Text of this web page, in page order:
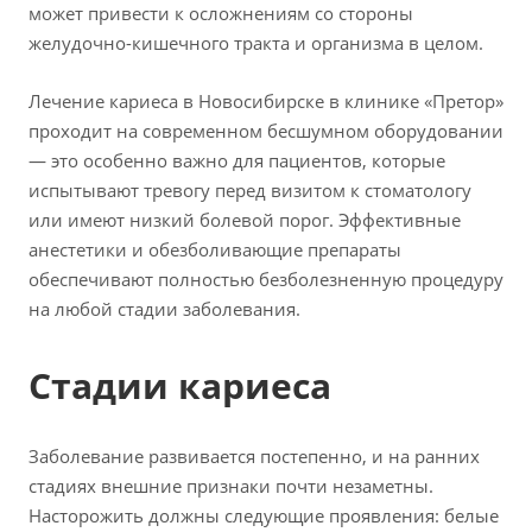
может привести к осложнениям со стороны
желудочно-кишечного тракта и организма в целом.
Лечение кариеса в Новосибирске в клинике «Претор»
проходит на современном бесшумном оборудовании
— это особенно важно для пациентов, которые
испытывают тревогу перед визитом к стоматологу
или имеют низкий болевой порог. Эффективные
анестетики и обезболивающие препараты
обеспечивают полностью безболезненную процедуру
на любой стадии заболевания.
Стадии кариеса
Заболевание развивается постепенно, и на ранних
стадиях внешние признаки почти незаметны.
Насторожить должны следующие проявления: белые